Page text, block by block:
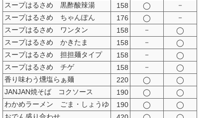
スープはるさめ 黒酢酸辣湯
158 ◯
－
スープはるさめ ちゃんぽん
176 ◯
－
スープはるさめ ワンタン
158 －
◯
スープはるさめ かきたま
158 －
◯
スープはるさめ 担担麺タイプ
158 －
◯
スープはるさめ チゲ
158 －
◯
香り味わう燻塩らぁ麺
220 ◯
◯
JANJAN焼そば コクソース
190 ◯
◯
わかめラーメン ごま・しょうゆ
190 ◯
◯
おでん盛り合わせ